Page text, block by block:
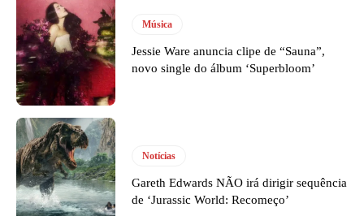
Música
Jessie Ware anuncia clipe de “Sauna”,
novo single do álbum ‘Superbloom’
Notícias
Gareth Edwards NÃO irá dirigir sequência
de ‘Jurassic World: Recomeço’